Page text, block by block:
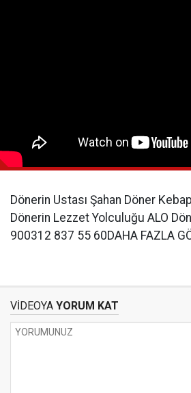
Dönerin Ustası Şahan Döner
Dönerin Lezzet Yolculuğu ALO
900312 837 55 60DAHA FAZLA
VİDEOYA YORUM KAT